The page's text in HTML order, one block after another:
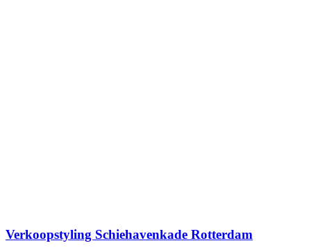
Verkoopstyling Schiehavenkade Rotterdam